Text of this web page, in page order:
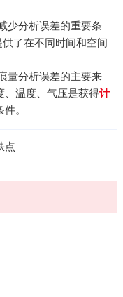
少分析误差的重要条
了在不同时间和空间
量分析误差的主要来
、温度、气压是获得计
。
点